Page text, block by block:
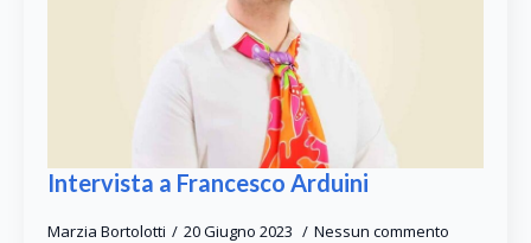
Intervista a Francesco Arduini
Marzia Bortolotti 20 Giugno 2023 Nessun commento